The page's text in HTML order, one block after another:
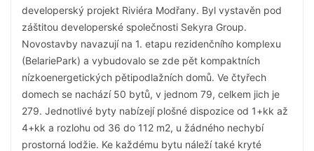
developerský projekt Riviéra Modřany. Byl vystavěn pod
záštitou developerské společnosti Sekyra Group.
Novostavby navazují na 1. etapu rezidenčního komplexu
(BelariePark) a vybudovalo se zde pět kompaktních
nízkoenergetických pětipodlažních domů. Ve čtyřech
domech se nachází 50 bytů, v jednom 79, celkem jich je
279. Jednotlivé byty nabízejí plošné dispozice od 1+kk až
4+kk a rozlohu od 36 do 112 m2, u žádného nechybí
prostorná lodžie. Ke každému bytu náleží také kryté